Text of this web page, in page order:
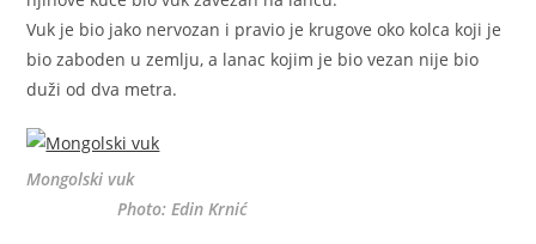
Vuk je bio jako nervozan i pravio je krugove oko kolca koji je
bio zaboden u zemlju, a lanac kojim je bio vezan nije bio
duži od dva metra.
Mongolski vuk
Photo: Edin Krnić